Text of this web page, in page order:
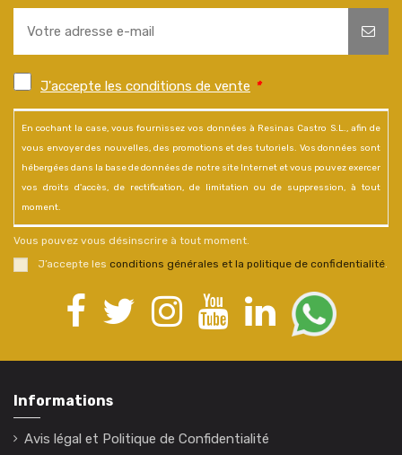
J'accepte les conditions de vente *
En cochant la case, vous fournissez vos données à Resinas Castro S.L., afin de
vous envoyer des nouvelles, des promotions et des tutoriels. Vos données sont
hébergées dans la base de données de notre site Internet et vous pouvez exercer
vos droits d'accès, de rectification, de limitation ou de suppression, à tout
moment.
Vous pouvez vous désinscrire à tout moment.
J’accepte les conditions générales et la politique de confidentialité.
Informations
Avis légal et Politique de Confidentialité